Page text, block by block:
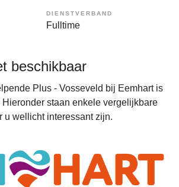
DIENSTVERBAND
Fulltime
beschikbaar
Plus - Vosseveld bij Eemhart is
Hieronder staan enkele vergelijkbare
u wellicht interessant zijn.